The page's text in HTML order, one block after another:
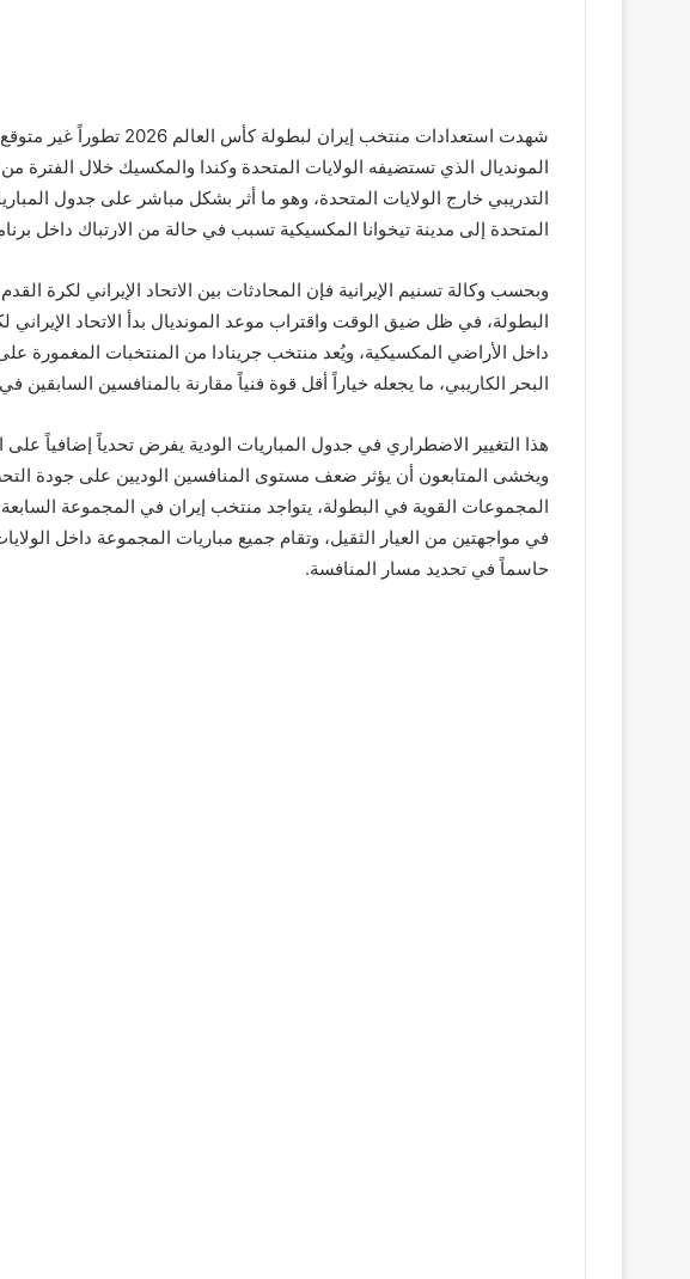
شهدت استعدادات منتخب
التدريبي خارج الولايات المتحدة، وهو ما أثر بشكل مباشر على جدول
المتحدة إلى مدينة تيخوانا المكسيكية تسبب في حالة من الارتباك داخل
وبحسب وكالة تسنيم الإيرانية فإن المحادثات بين الاتحاد الإيراني لكرة
البطولة، في ظل ضيق الوقت واقتراب موعد المونديال بدأ الاتحاد
البحر الكاريبي، ما يجعله خياراً أقل قوة فنياً مقارنة بالمنافسين السابقين
هذا التغيير الاضطراري في جدول المباريات الودية يفرض تحدياً إضافياً
ويخشى المتابعون أن يؤثر ضعف مستوى المنافسين الوديين على جودة
في مواجهتين من العيار الثقيل، وتقام جميع مباريات المجموعة داخل
حاسماً في تحديد مسار المنافسة.